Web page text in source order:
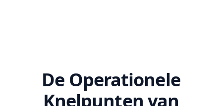
De Operationele
Knelpunten van